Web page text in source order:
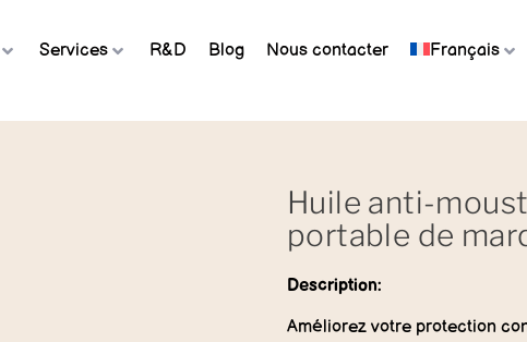
Services R&D Blog Nous contacter Français
Huile anti-
portable de
Description:
Améliorez votre protection